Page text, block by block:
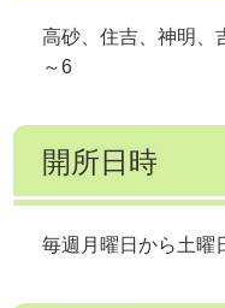
高砂、住吉、神明、
～6
開所日時
毎週月曜日から土曜